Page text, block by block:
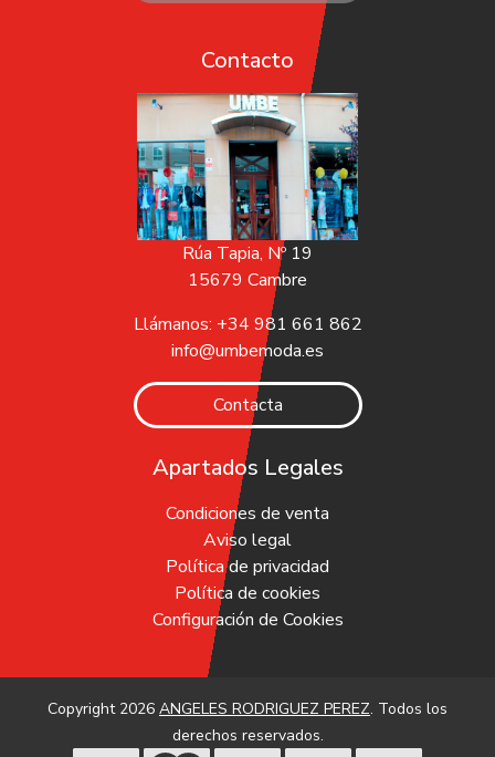
Contacto
Rúa Tapia, Nº 19
15679 Cambre
Llámanos: +34 981 661 862
info@umbemoda.es
Contacta
Apartados Legales
Condiciones de venta
Aviso legal
Política de privacidad
Política de cookies
Configuración de Cookies
Copyright 2026 ANGELES RODRIGUEZ PEREZ. Todos los
derechos reservados.